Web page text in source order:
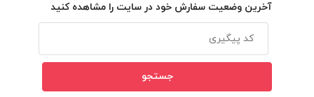
آخرین وضعیت سفارش خود در سایت را مشاهده کنید